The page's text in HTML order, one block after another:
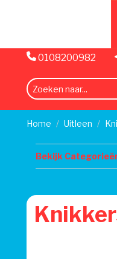
0108200982
Home
Uitleen
Bekijk